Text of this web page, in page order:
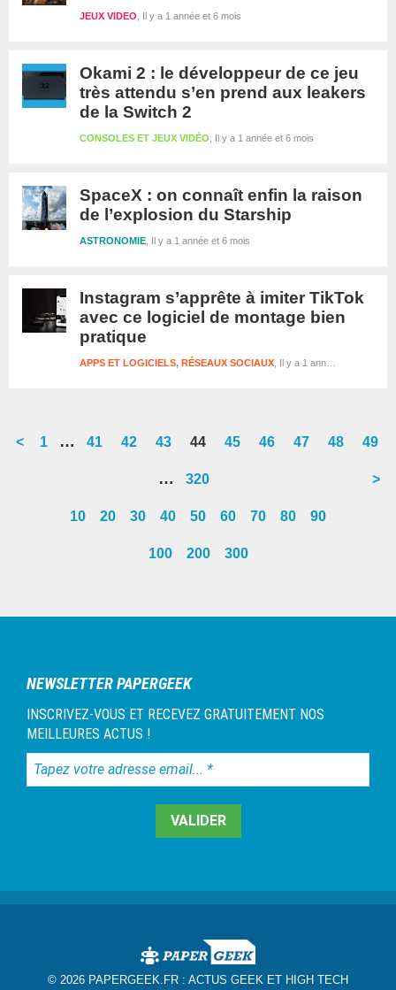
Il y a 1 année et 6 mois
JEUX VIDEO
Okami 2 : le développeur de ce jeu
très attendu s’en prend aux leakers
de la Switch 2
Il y a 1 année et 6 mois
CONSOLES ET JEUX VIDÉO
SpaceX : on connaît enfin la raison
de l’explosion du Starship
Il y a 1 année et 6 mois
ASTRONOMIE
Instagram s’apprête à imiter TikTok
avec ce logiciel de montage bien
pratique
Il y a 1 année et 6 mois
APPS ET LOGICIELS, RÉSEAUX SOCIAUX
<
Go
1
Interim
…
Go
41
Go
42
Go
page
43
Go
page
44
Go
45
Go
46
Go
47
Go
48
Go
page
49
Interim
omitted
…
Go
page
320 >
10 20 30 40 50 60 70 80 90
100 200 300
latérale
NEWSLETTER PAPERGEEK
INSCRIVEZ-VOUS ET RECEVEZ GRATUITEMENT NOS
MEILLEURES ACTUS !
Tapez
votre
© 2026 PAPERGEEK.FR : ACTUS GEEK ET HIGH TECH